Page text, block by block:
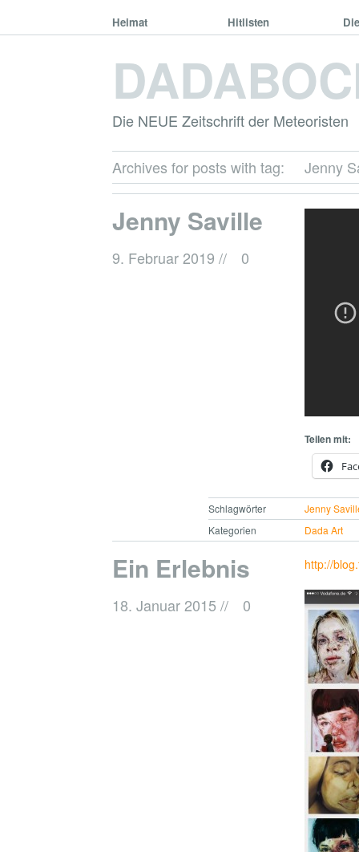
Heimat Hitlisten
Die NEUE Zeitschrift der Meteoristen
Archives for posts with tag: Jenny
Jenny Saville
9. Februar 2019 // 0
Teilen mit:
Schlagwörter
Jenny
Kategorien
Dada Art
Ein Erlebnis
18. Januar 2015 // 0
http://